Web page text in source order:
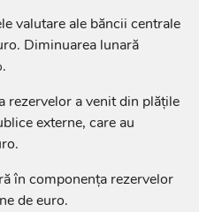
valutare ale băncii centrale
Diminuarea lunară
rezervelor a venit din plățile
externe, care au
în componența rezervelor
de euro.